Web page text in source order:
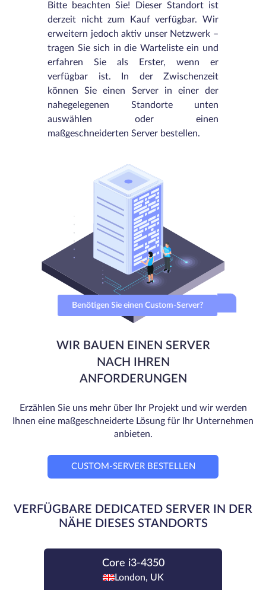
Bitte beachten Sie! Dieser Standort ist
derzeit nicht zum Kauf verfügbar. Wir
erweitern jedoch aktiv unser Netzwerk –
tragen Sie sich in die Warteliste ein und
erfahren Sie als Erster, wenn er
verfügbar ist. In der Zwischenzeit
können Sie einen Server in einer der
nahegelegenen Standorte unten
auswählen oder einen
maßgeschneiderten Server bestellen.
Benötigen Sie einen Custom-Server?
WIR BAUEN EINEN SERVER
NACH IHREN
ANFORDERUNGEN
Erzählen Sie uns mehr über Ihr Projekt und wir werden
Ihnen eine maßgeschneiderte Lösung für Ihr Unternehmen
anbieten.
CUSTOM-SERVER BESTELLEN
VERFÜGBARE DEDICATED SERVER IN DER
NÄHE DIESES STANDORTS
Core i3-4350
London, UK